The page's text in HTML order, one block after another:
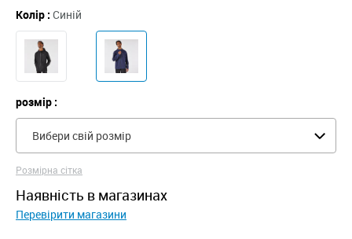
Колір : Синій
розмір :
Вибери свій розмір
Розмірна сітка
наявність в магазинах
Перевірити магазини